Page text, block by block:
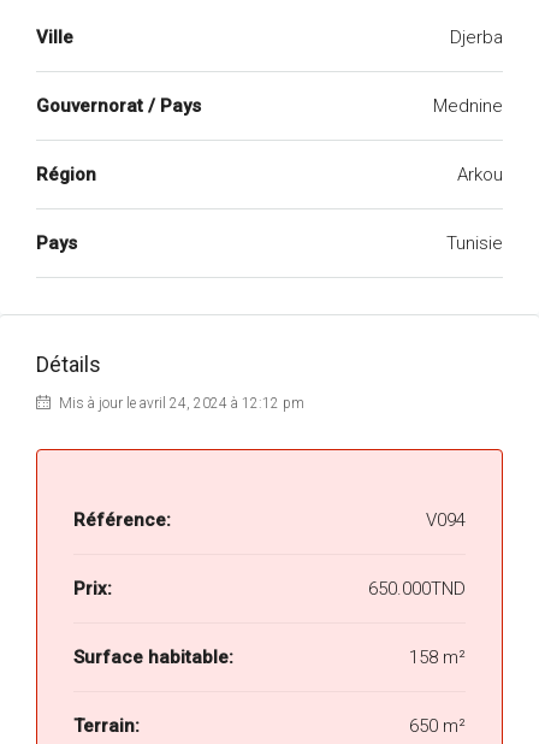
Ville Djerba
Gouvernorat / Pays Mednine
Région Arkou
Pays Tunisie
Détails
Mis à jour le avril 24, 2024 à 12:12 pm
Référence: V094
Prix: 650.000TND
Surface habitable: 158 m²
Terrain: 650 m²